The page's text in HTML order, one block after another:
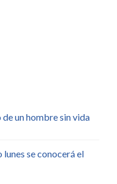
un hombre sin vida
se conocerá el